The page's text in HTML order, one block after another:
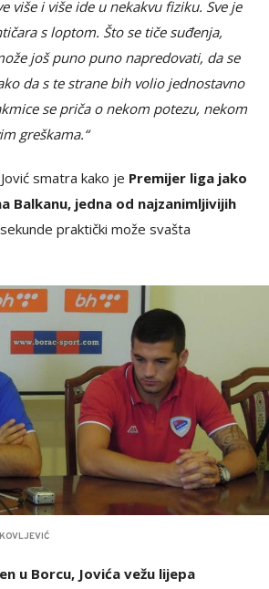
više i više ide u nekakvu fiziku. Sve je
s loptom. Što se tiče suđenja,
još puno puno napredovati, da se
da s te strane bih volio jednostavno
se priča o nekom potezu, nekom
greškama.“
smatra kako je Premijer liga jako
Balkanu, jedna od najzanimljivijih
praktički može svašta
u Borcu, Jovića vežu lijepa